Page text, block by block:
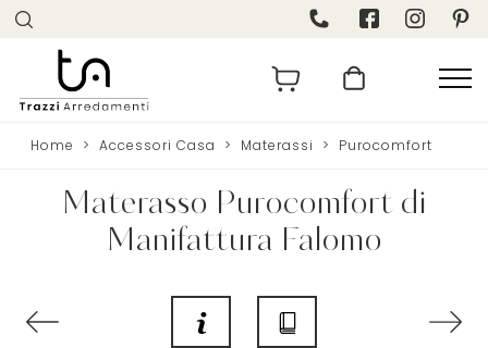
Home > Accessori Casa > Materassi > Purocomfort
Materasso Purocomfort di
Manifattura Falomo